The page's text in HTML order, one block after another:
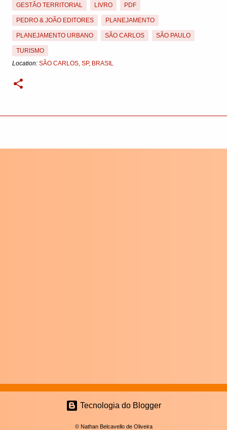
GESTÃO TERRITORIAL LIVRO PDF
PEDRO & JOÃO EDITORES PLANEJAMENTO
PLANEJAMENTO URBANO SÃO CARLOS SÃO PAULO
TURISMO
Location: SÃO CARLOS, SP, BRASIL
Tecnologia do Blogger
© Nathan Belcavello de Oliveira